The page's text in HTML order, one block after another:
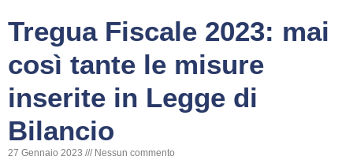
Tregua Fiscale 2023: mai
così tante le misure
inserite in Legge di
Bilancio
27 Gennaio 2023 Nessun commento